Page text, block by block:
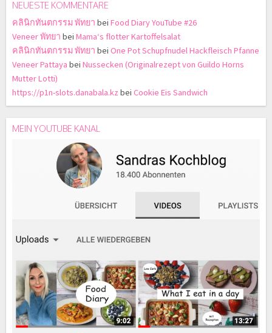
NEUESTE KOMMENTARE
คลินิกทันตกรรม พัทยา bei Food Diary YouTube #26
Veneer พัทยา bei Mama‘s flotter Kartoffelsalat
คลินิกทันตกรรม พัทยา bei One Pot Schupfnudel Hackfleisch Pfanne
Veneer Pattaya bei Nussecken (Originalrezept von Guildo Horns
Mutter Lotti)
https://p1n-slots.danabala.kz bei Cookie Eis Sandwich
MEIN YOUTUBE KANAL